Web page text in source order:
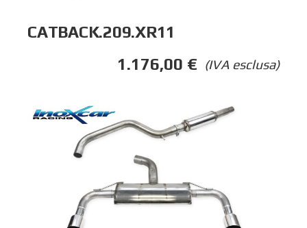
CATBACK.209.XR11
(IVA esclusa)
1.176,00 €